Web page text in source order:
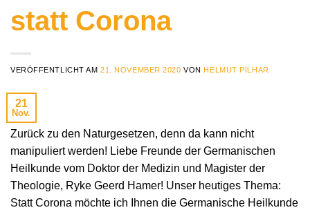
statt Corona
VERÖFFENTLICHT AM21. NOVEMBER 2020 VON HELMUT PILHAR
21
Nov.
Zurück zu den Naturgesetzen, denn da kann nicht
manipuliert werden! Liebe Freunde der Germanischen
Heilkunde vom Doktor der Medizin und Magister der
Theologie, Ryke Geerd Hamer! Unser heutiges Thema:
Statt Corona möchte ich Ihnen die Germanische Heilkunde